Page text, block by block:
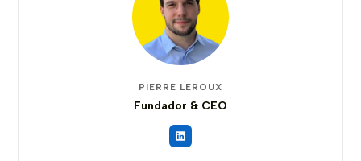
PIERRE LEROUX
Fundador & CEO